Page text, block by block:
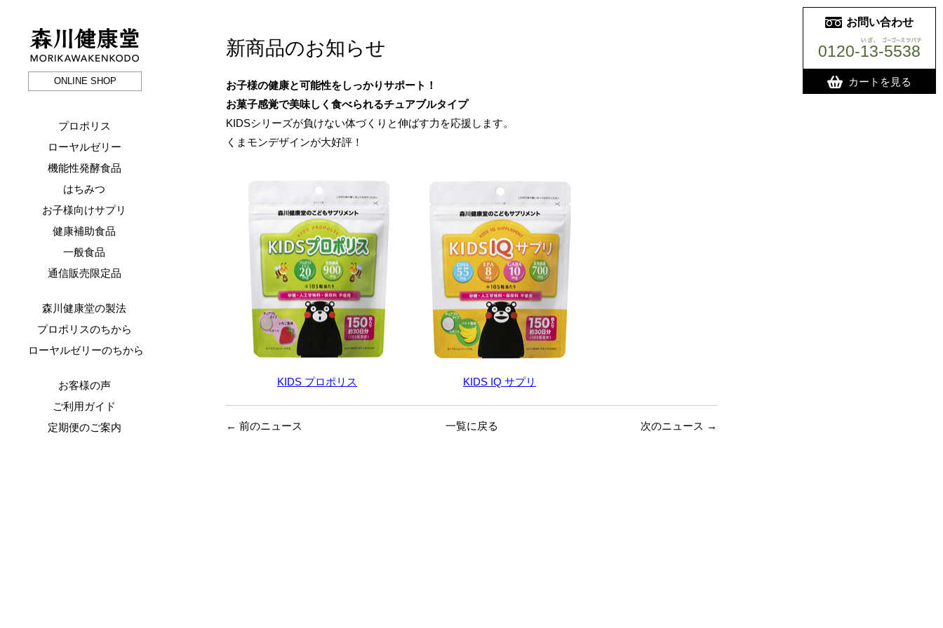
森川健康堂 MORIKAWAKENKODO
ONLINE SHOP
プロポリス
ローヤルゼリー
機能性発酵食品
はちみつ
お子様向けサプリ
健康補助食品
一般食品
通信販売限定品
-
森川健康堂の製法
プロポリスのちから
ローヤルゼリーのちから
-
お客様の声
ご利用ガイド
定期便のご案内
お問い合わせ
0120-13-5538
いざ、ゴーゴー
カートを見る
新商品のお知らせ
お子様の健康と可能性をしっかりサポート！
お菓子感覚で美味しく食べられるチュアブルタイプ
KIDSシリーズが負けない体づくりと伸ばす力を応援します。
くまモンデザインが大好評！
KIDS プロポリス KIDS IQ サプリ
← 前のニュース 一覧に戻る 次のニュース →